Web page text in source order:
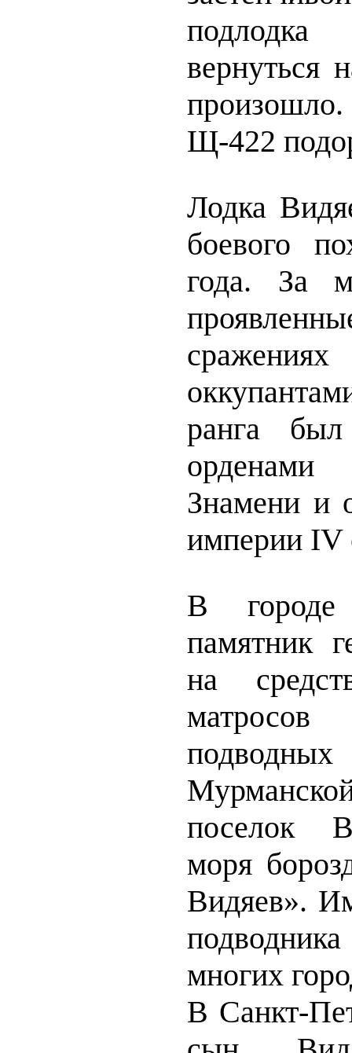
вернуться
Щ-422
Лодка
боевого
года. За
ранга
орденами
Знамени и
империи IV
В городе
памятник
на
поселок
моря
Видяев».
многих
В Санкт-